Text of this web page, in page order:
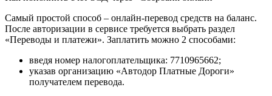
Самый простой способ – онлайн-перевод средств на баланс.
После авторизации в сервисе требуется выбрать раздел
«Переводы и платежи». Заплатить можно 2 способами:
введя номер налогоплательщика: 7710965662;
указав организацию «Автодор Платные Дороги»
получателем перевода.